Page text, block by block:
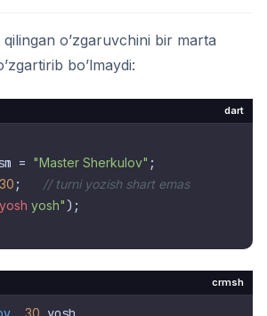
qilingan o’zgaruvchini bir marta
bo’lmaydi:
dart
= "Master Sherkulov" ;
30 ; // turni yozish shart emas
yosh");
crmsh
30